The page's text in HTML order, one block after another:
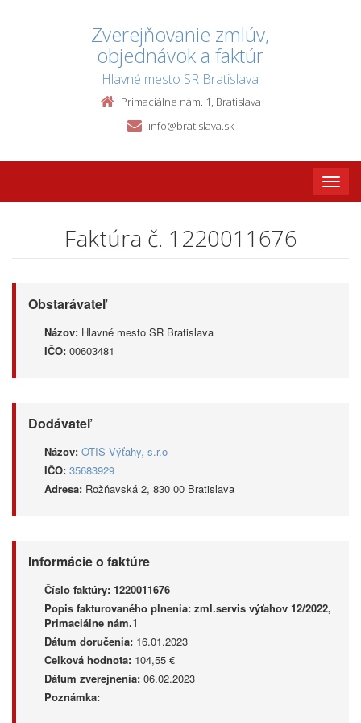
Zverejňovanie zmlúv,
objednávok a faktúr
Hlavné mesto SR Bratislava
Primaciálne nám. 1, Bratislava
info@bratislava.sk
Toggle
Faktúra č. 1220011676
Obstarávateľ
Názov: Hlavné mesto SR Bratislava
IČO: 00603481
Dodávateľ
Názov: OTIS Výťahy, s.r.o
IČO: 35683929
Adresa: Rožňavská 2, 830 00 Bratislava
Informácie o faktúre
Číslo faktúry: 1220011676
Popis fakturovaného plnenia: zml.servis výťahov 12/2022,
Primaciálne nám.1
Dátum doručenia: 16.01.2023
Celková hodnota: 104,55 €
Dátum zverejnenia: 06.02.2023
Poznámka: